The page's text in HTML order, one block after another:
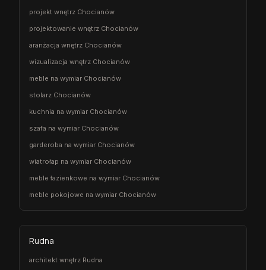
projekt wnętrz Chocianów
projektowanie wnętrz Chocianów
aranżacja wnętrz Chocianów
wizualizacja wnętrz Chocianów
meble na wymiar Chocianów
stolarz Chocianów
kuchnia na wymiar Chocianów
szafa na wymiar Chocianów
garderoba na wymiar Chocianów
wiatrołap na wymiar Chocianów
meble łazienkowe na wymiar Chocianów
meble pokojowe na wymiar Chocianów
Rudna
architekt wnętrz Rudna